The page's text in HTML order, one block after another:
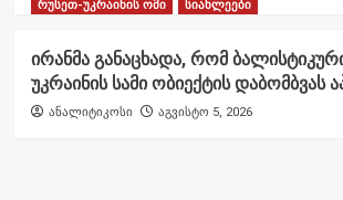
რუსეთ-უკრაინის ომი
სიახლეები
ირანმა განაცხადა, რომ
უკრაინის სამი ობიექტის დაბომბვას
ანალიტიკოსი აგვისტო 5, 2026